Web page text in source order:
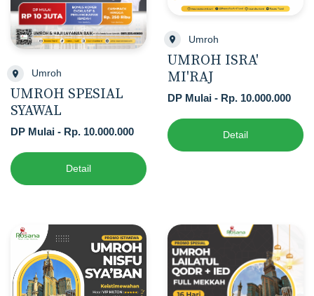
Umroh
UMROH SPESIAL
SYAWAL
DP Mulai - Rp. 10.000.000
Detail
Umroh
UMROH ISRA'
MI'RAJ
DP Mulai - Rp. 10.000.000
Detail